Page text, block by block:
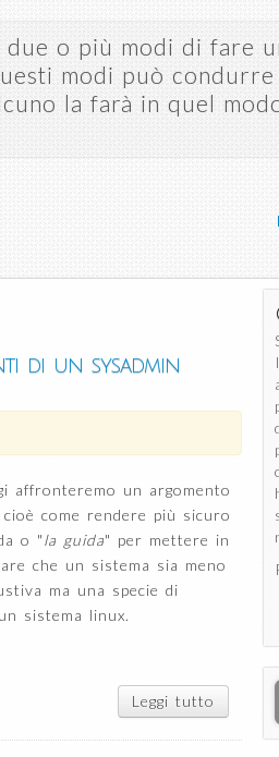
due o più modi di fare
modi può condurre
la farà in quel
di un sysadmin
affronteremo un argomento
cioè come rendere più sicuro
o "la guida" per mettere in
che un sistema sia meno
ma una specie di
sistema linux.
Leggi tutto
su
di base